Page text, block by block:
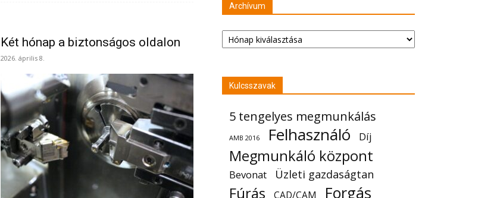
Két hónap a biztonságos oldalon
2026. április 8.
Archívum
Archívum
Kulcsszavak
5 tengelyes megmunkálás
AMB 2016 Felhasználó Díj
Megmunkáló központ
Bevonat Üzleti gazdaságtan
Fúrás CAD/CAM Forgás